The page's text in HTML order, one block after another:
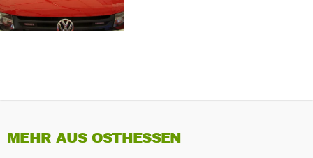
MEHR AUS OSTHESSEN